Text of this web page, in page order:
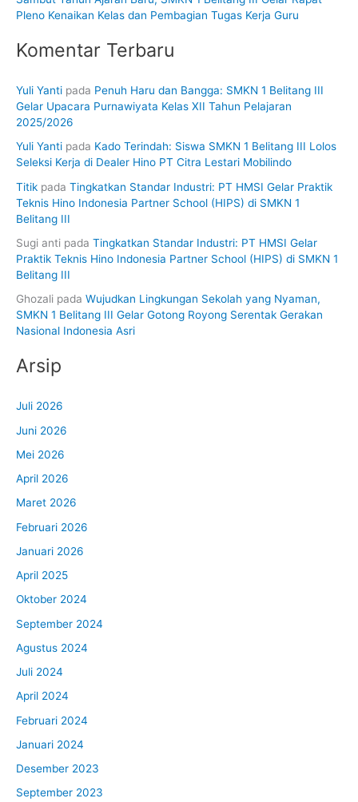
Pleno Kenaikan Kelas dan Pembagian Tugas Kerja Guru
Komentar Terbaru
Yuli Yanti pada Penuh Haru dan Bangga: SMKN 1 Belitang III
Gelar Upacara Purnawiyata Kelas XII Tahun Pelajaran
2025/2026
Yuli Yanti pada Kado Terindah: Siswa SMKN 1 Belitang III Lolos
Seleksi Kerja di Dealer Hino PT Citra Lestari Mobilindo
Titik pada Tingkatkan Standar Industri: PT HMSI Gelar Praktik
Teknis Hino Indonesia Partner School (HIPS) di SMKN 1
Belitang III
Sugi anti pada Tingkatkan Standar Industri: PT HMSI Gelar
Praktik Teknis Hino Indonesia Partner School (HIPS) di SMKN 1
Belitang III
Ghozali pada Wujudkan Lingkungan Sekolah yang Nyaman,
SMKN 1 Belitang III Gelar Gotong Royong Serentak Gerakan
Nasional Indonesia Asri
Arsip
Juli 2026
Juni 2026
Mei 2026
April 2026
Maret 2026
Februari 2026
Januari 2026
April 2025
Oktober 2024
September 2024
Agustus 2024
Juli 2024
April 2024
Februari 2024
Januari 2024
Desember 2023
September 2023